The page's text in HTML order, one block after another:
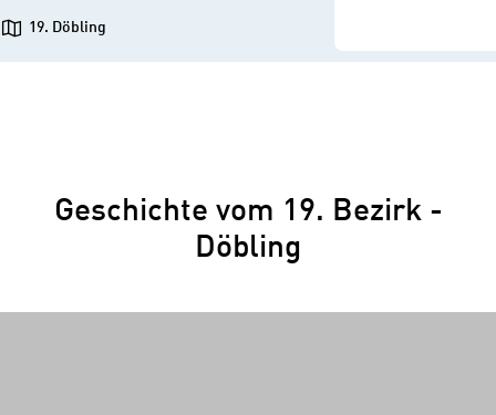
19. Döbling
Geschichte vom 19. Bezirk -
Döbling